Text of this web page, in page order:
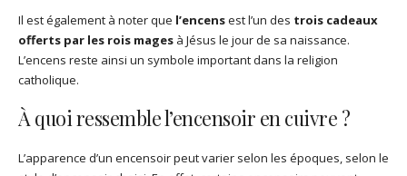
Il est également à noter que l’encensest l’un des trois cadeaux
offerts par les rois mages à Jésus le jour de sa naissance.
L’encens reste ainsi un symbole important dans la religion
catholique.
À quoi ressemble l’encensoir en cuivre ?
L’apparence d’un encensoir peut varier selon les époques, selon le